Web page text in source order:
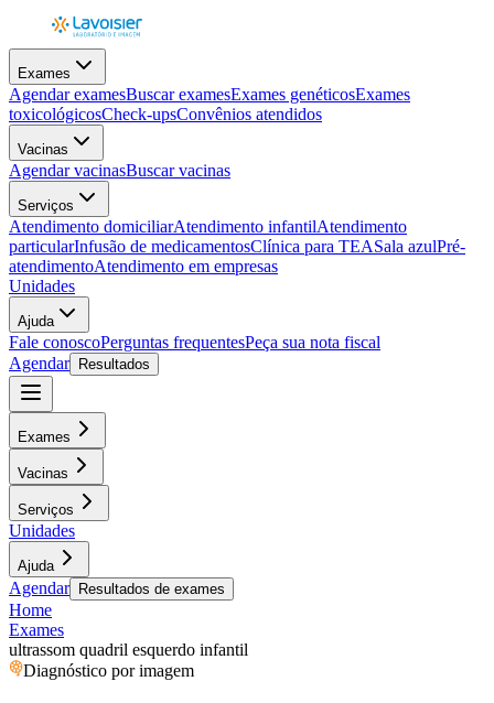
Exames
Agendar examesBuscar examesExames genéticosExames
toxicológicosCheck-upsConvênios atendidos
Vacinas
Agendar vacinasBuscar vacinas
Serviços
Atendimento domiciliarAtendimento infantilAtendimento
particularInfusão de medicamentosClínica para TEASala azulPré-
atendimentoAtendimento em empresas
Unidades
Ajuda
Fale conoscoPerguntas frequentesPeça sua nota fiscal
Agendar
Resultados
Exames
Vacinas
Serviços
Unidades
Ajuda
Agendar Resultados de exames
Home
Exames
ultrassom quadril esquerdo infantil
Diagnóstico por imagem